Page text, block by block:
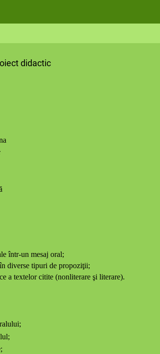
într-un mesaj oral;
diverse tipuri de pro­poziţii;
a textelor citite (nonliterare şi literare).